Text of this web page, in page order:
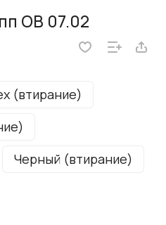
ОВ 07.02
(втирание)
Черный (втирание)